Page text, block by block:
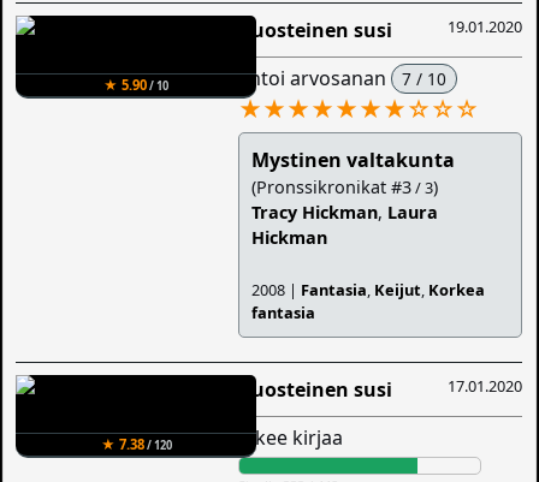
★ 5.90/ 10
19.01.2020
Ruosteinen susi
antoi arvosanan 7 / 10
★★★★★★★☆☆☆
Mystinen valtakunta
(Pronssikronikat #3/ 3)
Tracy Hickman, Laura
Hickman
2008 | Fantasia, Keijut, Korkea
fantasia
★ 7.38/ 120
17.01.2020
Ruosteinen susi
lukee kirjaa